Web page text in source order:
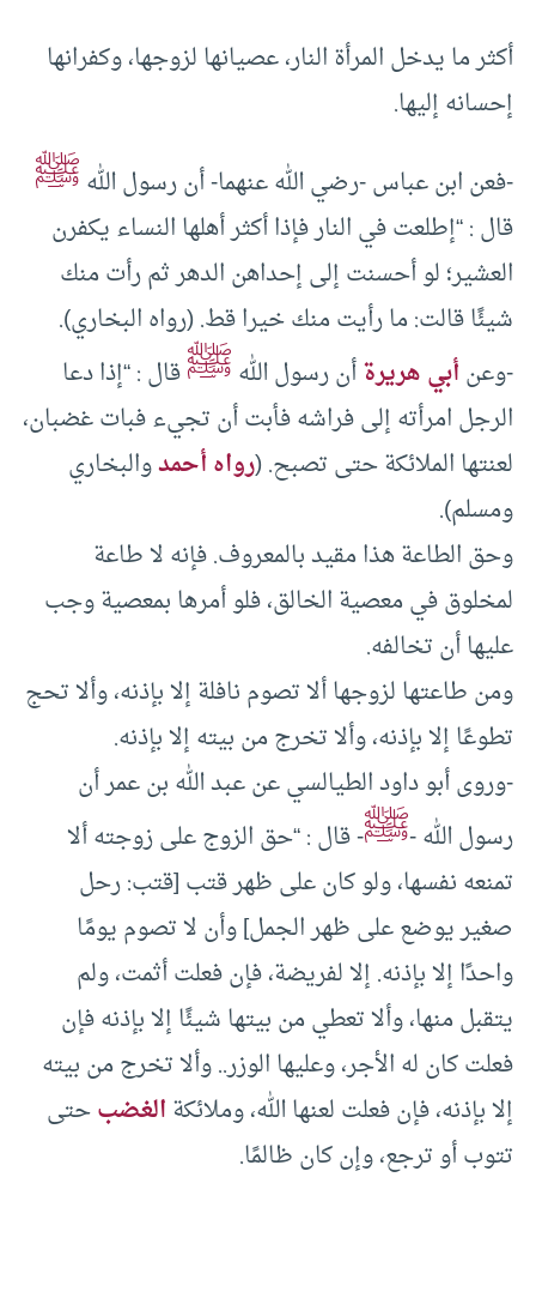
أكثر ما يدخل المرأة النار، عصيانها لزوجها، وكفرانها
إحسانه إليها.
-فعن ابن عباس -رضي الله عنهما- أن رسول اللهﷺ
قال : “إطلعت في النار فإذا أكثر أهلها النساء يكفرن
العشير؛ لو أحسنت إلى إحداهن الدهر ثم رأت منك
شيئًا قالت: ما رأيت منك خيرا قط. (رواه البخاري).
-وعنأبي هريرةأن رسول اللهﷺقال : “إذا دعا
الرجل امرأته إلى فراشه فأبت أن تجيء فبات غضبان،
لعنتها الملائكة حتى تصبح. (رواه أحمدوالبخاري
ومسلم).
وحق الطاعة هذا مقيد بالمعروف. فإنه لا طاعة
لمخلوق في معصية الخالق، فلو أمرها بمعصية وجب
عليها أن تخالفه.
ومن طاعتها لزوجها ألا تصوم نافلة إلا بإذنه، وألا تحج
تطوعًا إلا بإذنه، وألا تخرج من بيته إلا بإذنه.
-وروى أبو داود الطيالسي عن عبد الله بن عمر أن
رسول الله -ﷺ- قال : “حق الزوج على زوجته ألا
تمنعه نفسها، ولو كان على ظهر قتب [قتب: رحل
صغير يوضع على ظهر الجمل] وأن لا تصوم يومًا
واحدًا إلا بإذنه. إلا لفريضة، فإن فعلت أثمت، ولم
يتقبل منها، وألا تعطي من بيتها شيئًا إلا بإذنه فإن
فعلت كان له الأجر، وعليها الوزر.. وألا تخرج من بيته
إلا بإذنه، فإن فعلت لعنها الله، وملائكةالغضبحتى
تتوب أو ترجع، وإن كان ظالمًا.